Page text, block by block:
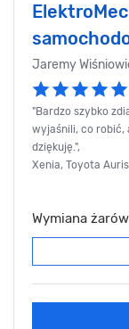
Jaremy
"Bardzo szybko
wyjaśnili, co robić,
dziękuję.",
Xenia, Toyota Auris
Wymiana